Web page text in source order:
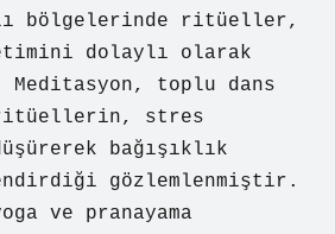
bölgelerinde ritüeller,
dolaylı olarak
toplu dans
stres
bağışıklık
gözlemlenmiştir.
ve pranayama